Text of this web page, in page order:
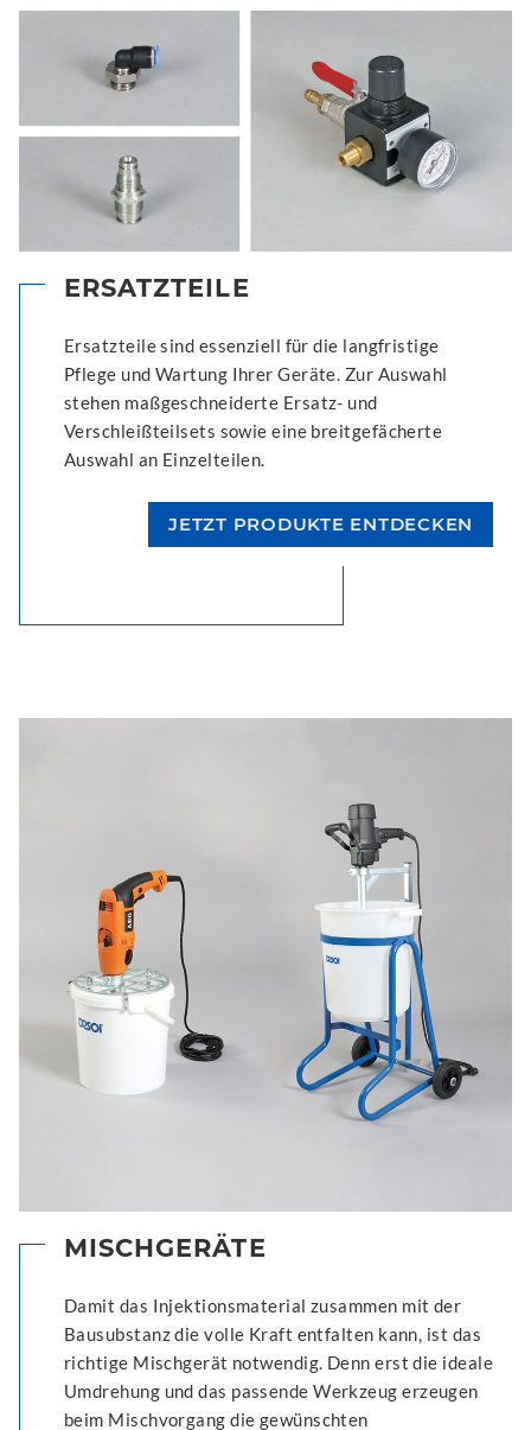
ERSATZTEILE
Ersatzteile sind essenziell für die langfristige
Pflege und Wartung Ihrer Geräte. Zur Auswahl
stehen maßgeschneiderte Ersatz- und
Verschleißteilsets sowie eine breitgefächerte
Auswahl an Einzelteilen.
JETZT PRODUKTE ENTDECKEN
MISCHGERÄTE
Damit das Injektionsmaterial zusammen mit der
Bausubstanz die volle Kraft entfalten kann, ist das
richtige Mischgerät notwendig. Denn erst die ideale
Umdrehung und das passende Werkzeug erzeugen
beim Mischvorgang die gewünschten